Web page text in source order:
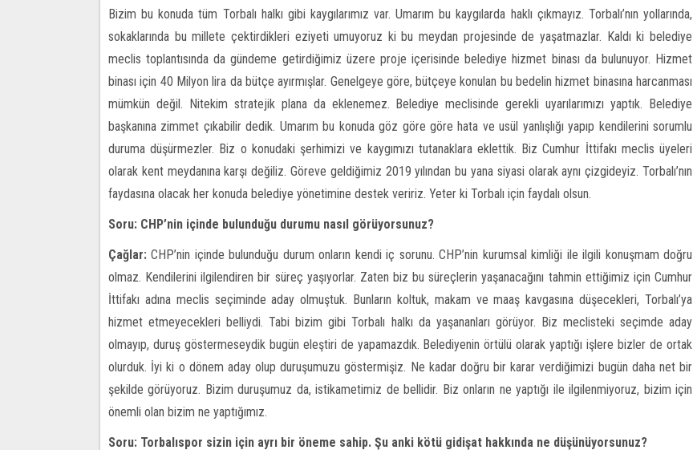
Bizim bu konuda tüm Torbalı halkı gibi kaygılarımız var. Umarım bu kaygılarda haklı çıkmayız. Torbalı’nın yollarında,
sokaklarında bu millete çektirdikleri eziyeti umuyoruz ki bu meydan projesinde de yaşatmazlar. Kaldı ki belediye
meclis toplantısında da gündeme getirdiğimiz üzere proje içerisinde belediye hizmet binası da bulunuyor. Hizmet
binası için 40 Milyon lira da bütçe ayırmışlar. Genelgeye göre, bütçeye konulan bu bedelin hizmet binasına harcanması
mümkün değil. Nitekim stratejik plana da eklenemez. Belediye meclisinde gerekli uyarılarımızı yaptık. Belediye
başkanına zimmet çıkabilir dedik. Umarım bu konuda göz göre göre hata ve usül yanlışlığı yapıp kendilerini sorumlu
duruma düşürmezler. Biz o konudaki şerhimizi ve kaygımızı tutanaklara eklettik. Biz Cumhur İttifakı meclis üyeleri
olarak kent meydanına karşı değiliz. Göreve geldiğimiz 2019 yılından bu yana siyasi olarak aynı çizgideyiz. Torbalı’nın
faydasına olacak her konuda belediye yönetimine destek veririz. Yeter ki Torbalı için faydalı olsun.
Soru: CHP’nin içinde bulunduğu durumu nasıl görüyorsunuz?
Çağlar: CHP’nin içinde bulunduğu durum onların kendi iç sorunu. CHP’nin kurumsal kimliği ile ilgili konuşmam doğru
olmaz. Kendilerini ilgilendiren bir süreç yaşıyorlar. Zaten biz bu süreçlerin yaşanacağını tahmin ettiğimiz için Cumhur
İttifakı adına meclis seçiminde aday olmuştuk. Bunların koltuk, makam ve maaş kavgasına düşecekleri, Torbalı’ya
hizmet etmeyecekleri belliydi. Tabi bizim gibi Torbalı halkı da yaşananları görüyor. Biz meclisteki seçimde aday
olmayıp, duruş göstermeseydik bugün eleştiri de yapamazdık. Belediyenin örtülü olarak yaptığı işlere bizler de ortak
olurduk. İyi ki o dönem aday olup duruşumuzu göstermişiz. Ne kadar doğru bir karar verdiğimizi bugün daha net bir
şekilde görüyoruz. Bizim duruşumuz da, istikametimiz de bellidir. Biz onların ne yaptığı ile ilgilenmiyoruz, bizim için
önemli olan bizim ne yaptığımız.
Soru: Torbalıspor sizin için ayrı bir öneme sahip. Şu anki kötü gidişat hakkında ne düşünüyorsunuz?